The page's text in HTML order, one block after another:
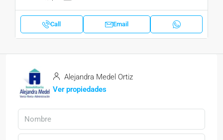
Call Email
Alejandra Medel Ortiz
Ver propiedades